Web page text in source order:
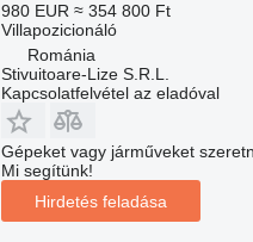
980 EUR ≈ 354 800 Ft
Villapozicionáló
Románia
Stivuitoare-Lize S.R.L.
Kapcsolatfelvétel az eladóval
Gépeket vagy járműveket
Mi segítünk!
Hirdetés feladása